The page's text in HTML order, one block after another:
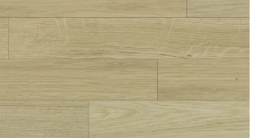
x 70 mm x 490 mm
do wyboru:
lub Standard.